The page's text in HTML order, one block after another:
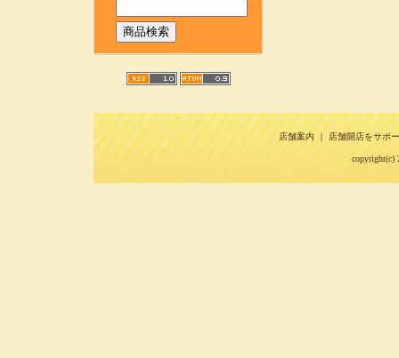
店舗案内 ｜ 店舗開店をサポ
copyright(c)